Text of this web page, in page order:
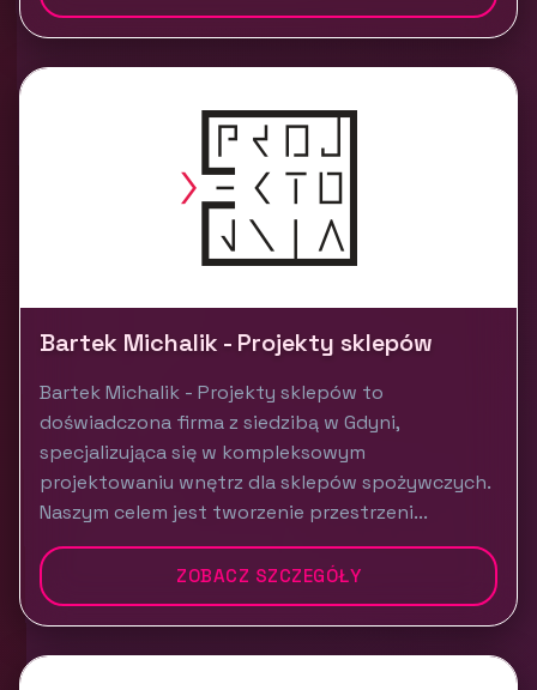
Bartek Michalik - Projekty sklepów
Bartek Michalik - Projekty sklepów to
doświadczona firma z siedzibą w Gdyni,
specjalizująca się w kompleksowym
projektowaniu wnętrz dla sklepów spożywczych.
Naszym celem jest tworzenie przestrzeni...
ZOBACZ SZCZEGÓŁY